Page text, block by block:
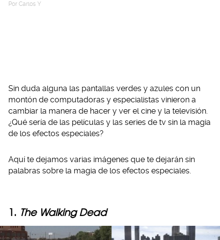
Por Carlos Y
Sin duda alguna las pantallas verdes y azules con un
montón de computadoras y especialistas vinieron a
cambiar la manera de hacer y ver el cine y la televisión.
¿Qué sería de las películas y las series de tv sin la magia
de los efectos especiales?
Aquí te dejamos varias imágenes que te dejarán sin
palabras sobre la magia de los efectos especiales.
1. The Walking Dead